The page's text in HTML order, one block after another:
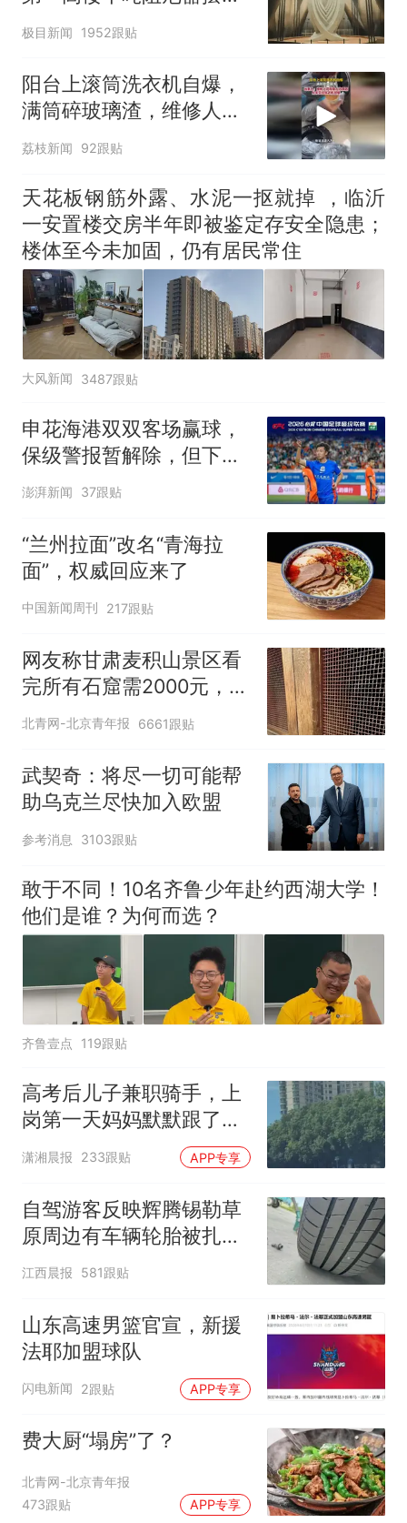
明显
极目新闻 1952跟贴
阳台上滚筒洗衣机自爆，
满筒碎玻璃渣，维修人员
称是人为原因，从未见过
荔枝新闻 92跟贴
天花板钢筋外露、水泥一抠就掉 ，临沂
一安置楼交房半年即被鉴定存安全隐患；
楼体至今未加固，仍有居民常住
大风新闻 3487跟贴
申花海港双双客场赢球，
保级警报暂解除，但下一
轮才是生死战
澎湃新闻 37跟贴
“兰州拉面”改名“青海拉
面”，权威回应来了
中国新闻周刊 217跟贴
网友称甘肃麦积山景区看
完所有石窟需2000元，景
区：部分石窟受特别保
护，游客可按需买
北青网-北京青年报 6661跟贴
武契奇：将尽一切可能帮
助乌克兰尽快加入欧盟
参考消息 3103跟贴
敢于不同！10名齐鲁少年赴约西湖大学！
他们是谁？为何而选？
齐鲁壹点 119跟贴
高考后儿子兼职骑手，上
岗第一天妈妈默默跟了三
公里，感慨孩子真的长大
潇湘晨报 233跟贴 APP专享
自驾游客反映辉腾锡勒草
原周边有车辆轮胎被扎，
修理店铺换胎价格高达千
江西晨报 581跟贴
山东高速男篮官宣，新援
法耶加盟球队
闪电新闻 2跟贴 APP专享
费大厨“塌房”了？
北青网-北京青年报
473跟贴
APP专享